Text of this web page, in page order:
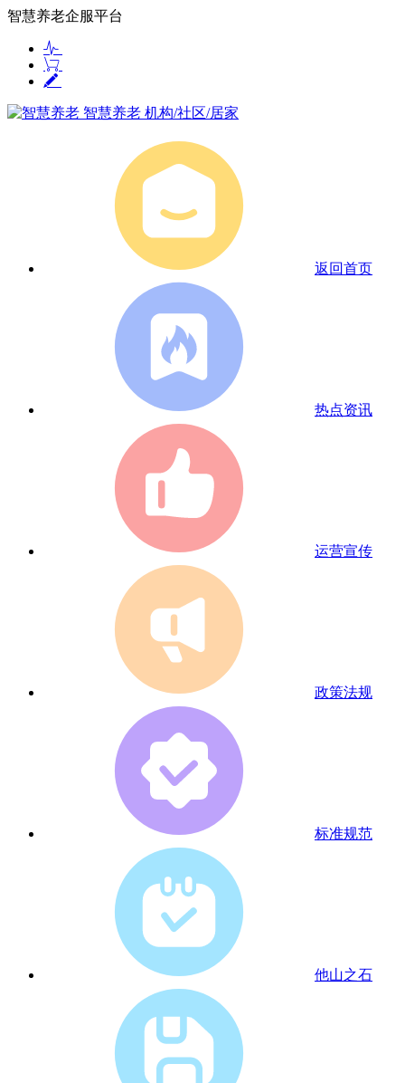
智慧养老企服平台
智慧养老 机构/社区/居家
返回首页
热点资讯
运营宣传
政策法规
标准规范
他山之石